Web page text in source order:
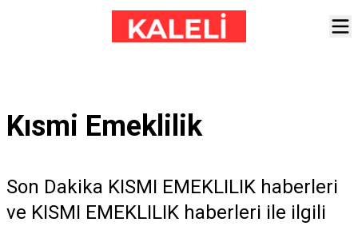
Kısmi Emeklilik
Son Dakika KISMI EMEKLILIK haberleri
ve KISMI EMEKLILIK haberleri ile ilgili